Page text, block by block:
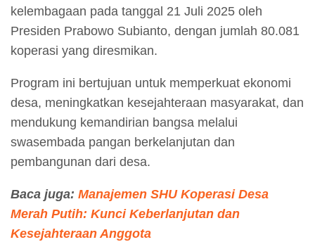
kelembagaan pada tanggal 21 Juli 2025 oleh
Presiden Prabowo Subianto, dengan jumlah 80.081
koperasi yang diresmikan.
Program ini bertujuan untuk memperkuat ekonomi
desa, meningkatkan kesejahteraan masyarakat, dan
mendukung kemandirian bangsa melalui
swasembada pangan berkelanjutan dan
pembangunan dari desa.
Baca juga: Manajemen SHU Koperasi Desa
Merah Putih: Kunci Keberlanjutan dan
Kesejahteraan Anggota